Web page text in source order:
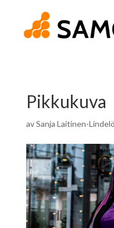
Pikkukuva
avSanja Laitinen-